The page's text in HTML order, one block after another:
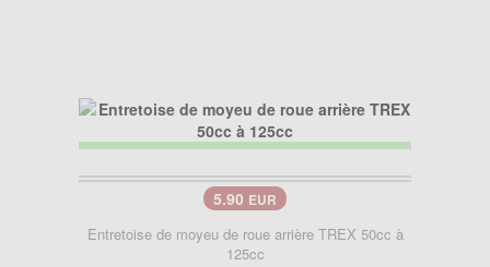
5.90 EUR
Entretoise de moyeu de roue arrière TREX 50cc à
125cc